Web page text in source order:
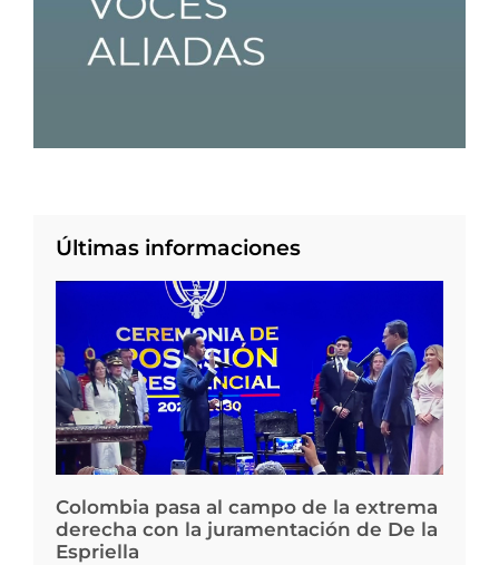
Últimas informaciones
Colombia pasa al campo de la extrema
derecha con la juramentación de De la
Espriella